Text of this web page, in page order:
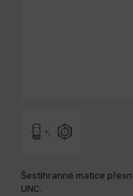
Šestihranné matice
UNC.